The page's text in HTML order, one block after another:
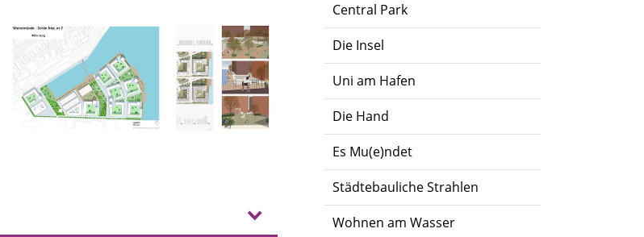
Central Park
Die Insel
Uni am Hafen
Die Hand
Es Mu(e)ndet
Städtebauliche Strahlen
Wohnen am Wasser